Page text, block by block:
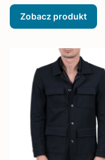
Zobacz produkt